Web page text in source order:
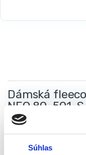
Súhlas
Dámská
NEO 80-501-S
materiál zaisťuje